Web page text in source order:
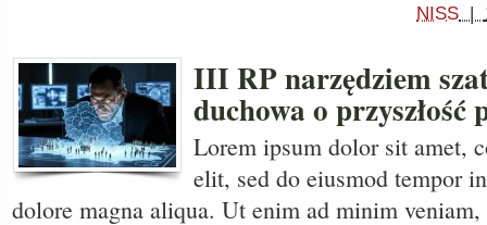
NISS |
III RP narzędziem
duchowa o
Lorem ipsum dolor sit amet,
elit, sed do eiusmod tempor
dolore magna aliqua. Ut enim ad minim